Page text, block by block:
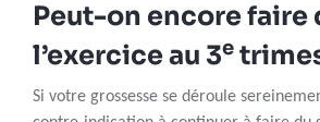
Peut-on encore faire
l’exercice au 3e
Si votre grossesse se déroule